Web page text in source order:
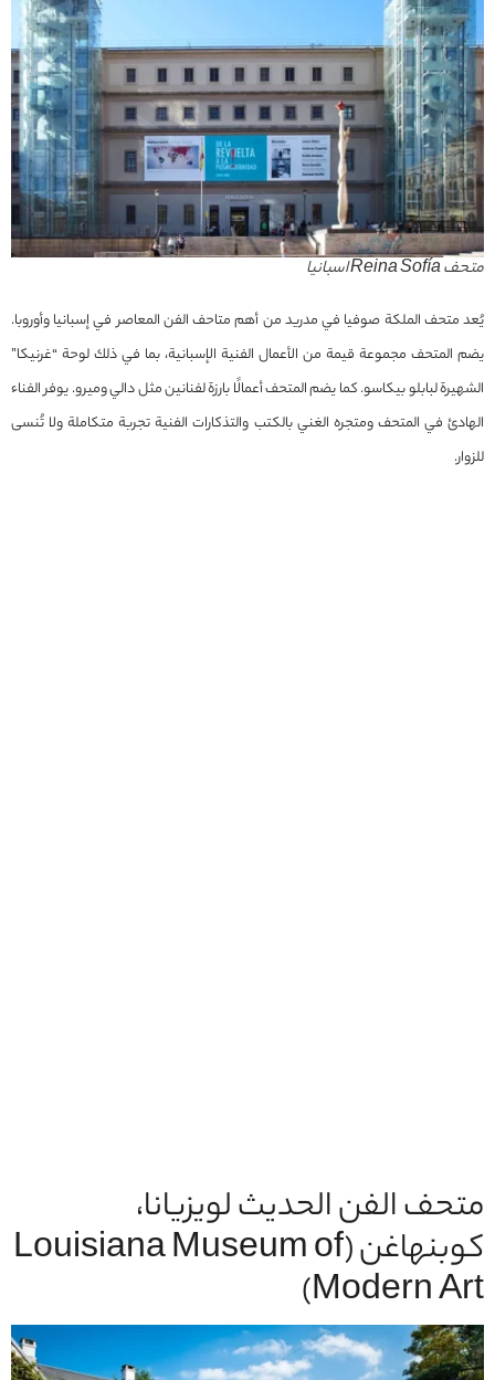
متحف Reina Sofía اسبانيا
يُعد متحف الملكة صوفيا في مدريد من أهم متاحف الفن المعاصر في إسبانيا وأوروبا.
يضم المتحف مجموعة قيمة من الأعمال الفنية الإسبانية، بما في ذلك لوحة “غرنيكا”
الشهيرة لبابلو بيكاسو. كما يضم المتحف أعمالًا بارزة لفنانين مثل دالي وميرو. يوفر الفناء
الهادئ في المتحف ومتجره الغني بالكتب والتذكارات الفنية تجربة متكاملة ولا تُنسى
للزوار.
متحف الفن الحديث لويزيانا،
كوبنهاغن (Louisiana Museum of
Modern Art)